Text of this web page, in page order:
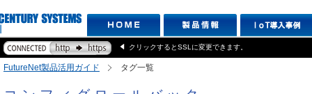
クリックするとSSLに変更できます。
FutureNet製品活用ガイド タグ一覧